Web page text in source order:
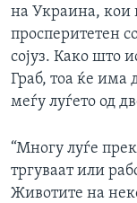
на Украина, кои
просперитетен
сојуз. Како што
Граб, тоа ќе има
меѓу луѓето од
“Многу луѓе
тргуваат или
Животите на